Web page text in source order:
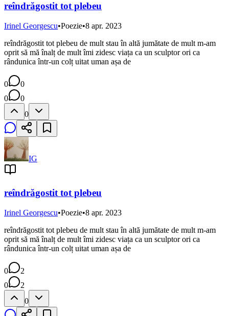
reîndrăgostit tot plebeu
Irinel Georgescu•Poezie•8 apr. 2023
reîndrăgostit tot plebeu de mult stau în altă jumătate de mult m-am
oprit să mă înalț de mult îmi zidesc viața ca un sculptor ori ca
rândunica într-un colț uitat uman așa de
0
0
0
0
0
IG
reîndrăgostit tot plebeu
Irinel Georgescu•Poezie•8 apr. 2023
reîndrăgostit tot plebeu de mult stau în altă jumătate de mult m-am
oprit să mă înalț de mult îmi zidesc viața ca un sculptor ori ca
rândunica într-un colț uitat uman așa de
0
2
0
2
0